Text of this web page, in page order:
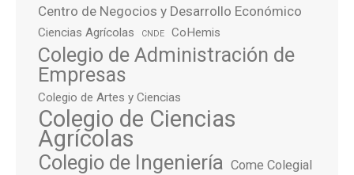
Centro de Negocios y Desarrollo Económico
Ciencias Agrícolas CNDE CoHemis
Colegio de Administración de
Empresas
Colegio de Artes y Ciencias
Colegio de Ciencias
Agrícolas
Colegio de Ingeniería Come Colegial